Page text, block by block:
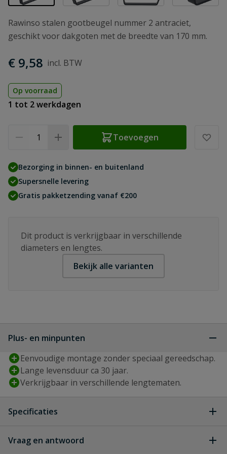
Rawinso stalen gootbeugel nummer 2 antraciet,
geschikt voor dakgoten met de breedte van 170 mm.
€ 9,58
Op voorraad
1 tot 2 werkdagen
Toevoegen
Bezorging in binnen- en buitenland
Supersnelle levering
Gratis pakketzending vanaf €200
Dit product is verkrijgbaar in verschillende
diameters en lengtes.
Bekijk alle varianten
Plus- en minpunten
Eenvoudige montage zonder speciaal gereedschap.
Lange levensduur ca 30 jaar.
Verkrijgbaar in verschillende lengtematen.
Specificaties
Dakoppervlak
80 tot 130 m²
Vraag en antwoord